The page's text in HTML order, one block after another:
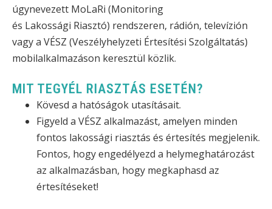
úgynevezett MoLaRi (Monitoring
és Lakossági Riasztó) rendszeren, rádión, televízión
vagy a VÉSZ (Veszélyhelyzeti Értesítési Szolgáltatás)
mobilalkalmazáson keresztül közlik.
MIT TEGYÉL RIASZTÁS ESETÉN?
Kövesd a hatóságok utasításait.
Figyeld a VÉSZ alkalmazást, amelyen minden
fontos lakossági riasztás és értesítés megjelenik.
Fontos, hogy engedélyezd a helymeghatározást
az alkalmazásban, hogy megkaphasd az
értesítéseket!